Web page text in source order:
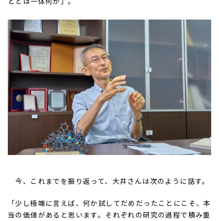
今、これまでを振り返って、大井さんは次のように話す。
「少し極端に言えば、何か試してだめだったことにこそ、本
当の価値があると思います。それぞれの研究の過程で積み重